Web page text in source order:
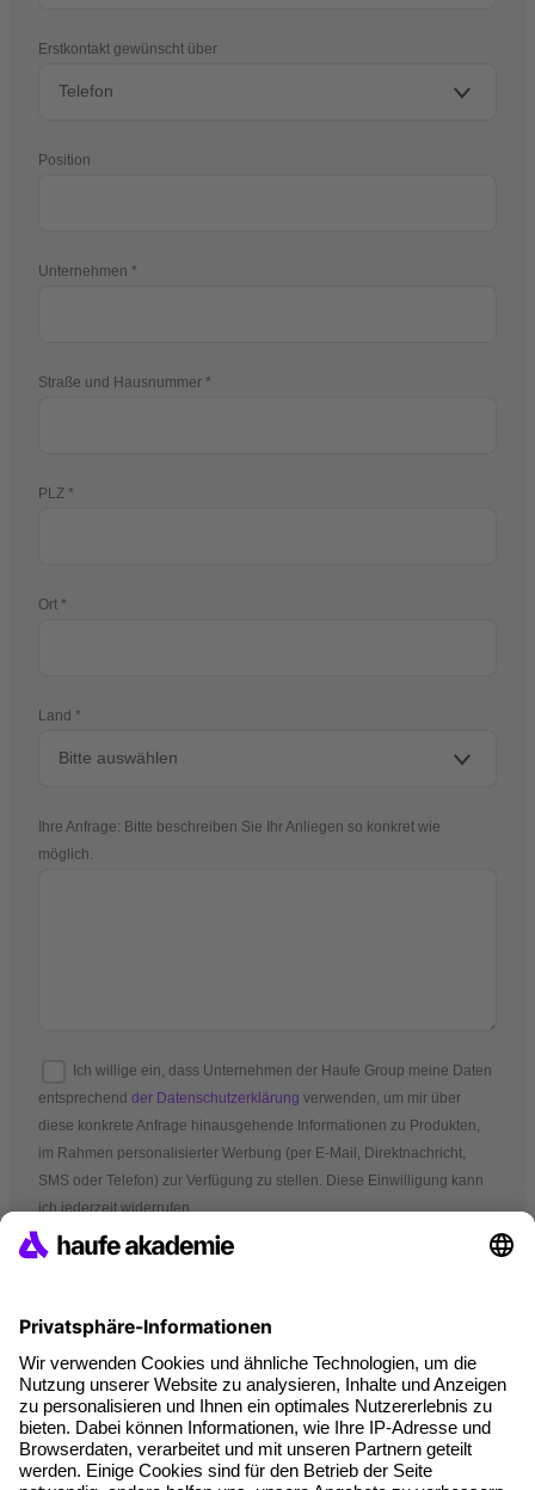
Erstkontakt gewünscht über
Position
Unternehmen
Straße und Hausnummer
PLZ
Ort
Land
Ihre Anfrage: Bitte beschreiben Sie Ihr Anliegen so konkret wie
möglich.
Ich willige ein, dass Unternehmen der Haufe Group meine Daten
entsprechend der Datenschutzerklärung verwenden, um mir über
diese konkrete Anfrage hinausgehende Informationen zu Produkten,
im Rahmen personalisierter Werbung (per E-Mail, Direktnachricht,
SMS oder Telefon) zur Verfügung zu stellen. Diese Einwilligung kann
ich jederzeit widerrufen.
*Pflichtfelder
AGB